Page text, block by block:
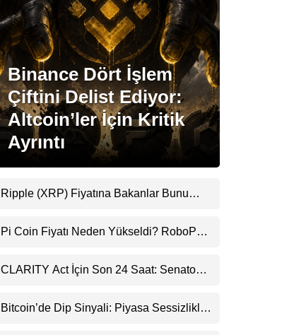
Facebook
Instagram
Youtube
Binance Dört İşlem
Çiftini Delist Ediyor:
Altcoin’ler İçin Kritik
Ayrıntı
Ripple (XRP) Fiyatına Bakanlar Bunu
Uyarı
Pi Coin Fiyatı Neden Yükseldi? RoboPay
Destekledi
CLARITY Act İçin Son 24 Saat: Senato
Beklentisini Bozabilir
Bitcoin’de Dip Sinyali: Piyasa Sessizlikle